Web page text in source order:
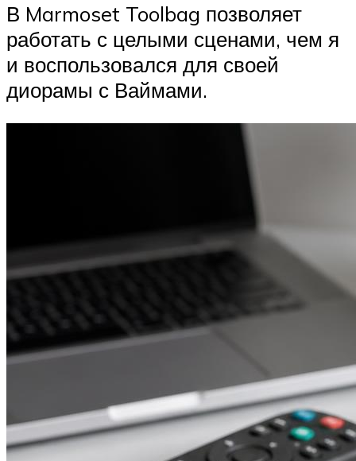
В Marmoset Toolbag позволяет
работать с целыми сценами, чем я
и воспользовался для своей
диорамы с Ваймами.